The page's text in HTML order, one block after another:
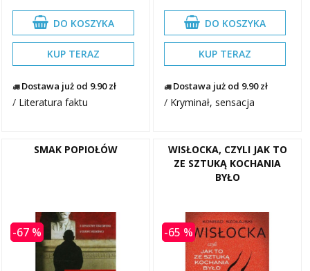
DO KOSZYKA
KUP TERAZ
Dostawa już od 9.90 zł
/ Literatura faktu
DO KOSZYKA
KUP TERAZ
Dostawa już od 9.90 zł
/ Kryminał, sensacja
SMAK POPIOŁÓW
-67 %
WISŁOCKA, CZYLI JAK TO
ZE SZTUKĄ KOCHANIA
BYŁO
-65 %